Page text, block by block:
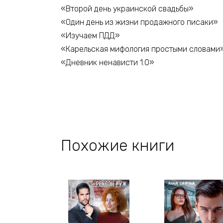
«Второй день украинской свадьбы»
«Один день из жизни продажного писаки»
«Изучаем ПДД»
«Карельская мифология простыми
«Дневник ненависти 1.0»
Похожие книги